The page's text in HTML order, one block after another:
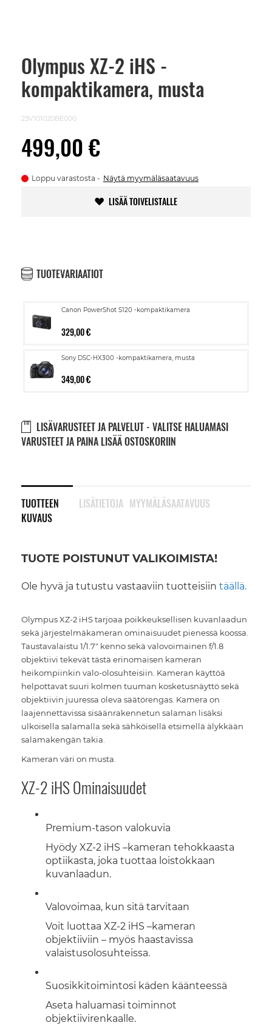
Olympus XZ-2 iHS -
kompaktikamera, musta
23V101020BE000
499,00 €
Loppu varastosta Näytä myymäläsaatavuus
LISÄÄ TOIVELISTALLE
TUOTEVARIAATIOT
Canon PowerShot S120 -kompaktikamera
329,00 €
Sony DSC-HX300 -kompaktikamera, musta
349,00 €
LISÄVARUSTEET JA PALVELUT - VALITSE HALUAMASI
VARUSTEET JA PAINA LISÄÄ OSTOSKORIIN
TUOTTEEN
KUVAUS
TUOTE POISTUNUT VALIKOIMISTA!
Ole hyvä ja tutustu vastaaviin tuotteisiin täällä.
Olympus XZ-2 iHS tarjoaa poikkeuksellisen kuvanlaadun
sekä järjestelmäkameran ominaisuudet pienessä koossa.
Taustavalaistu 1/1.7" kenno sekä valovoimainen f/1.8
objektiivi tekevät tästä erinomaisen kameran
heikompiinkin valo-olosuhteisiin. Kameran käyttöä
helpottavat suuri kolmen tuuman kosketusnäyttö sekä
objektiivin juuressa oleva säätörengas. Kamera on
laajennettavissa sisäänrakennetun salaman lisäksi
ulkoisella salamalla sekä sähköisellä etsimellä älykkään
salamakengän takia.
Kameran väri on musta.
XZ-2 iHS Ominaisuudet
Premium-tason valokuvia
Hyödy XZ-2 iHS –kameran tehokkaasta
optiikasta, joka tuottaa loistokkaan
kuvanlaadun.
Valovoimaa, kun sitä tarvitaan
Voit luottaa XZ-2 iHS –kameran
objektiiviin – myös haastavissa
valaistusolosuhteissa.
Suosikkitoimintosi käden käänteessä
Aseta haluamasi toiminnot
objektiivirenkaalle.
LISÄTIETOJA MYYMÄLÄSAATAVUUS
Skip
beginning
images